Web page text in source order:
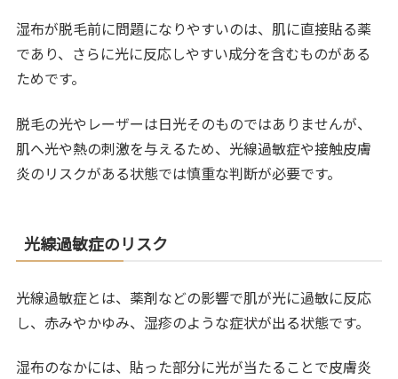
湿布が脱毛前に問題になりやすいのは、肌に直接貼る薬
であり、さらに光に反応しやすい成分を含むものがある
ためです。
脱毛の光やレーザーは日光そのものではありませんが、
肌へ光や熱の刺激を与えるため、光線過敏症や接触皮膚
炎のリスクがある状態では慎重な判断が必要です。
光線過敏症のリスク
光線過敏症とは、薬剤などの影響で肌が光に過敏に反応
し、赤みやかゆみ、湿疹のような症状が出る状態です。
湿布のなかには、貼った部分に光が当たることで皮膚炎